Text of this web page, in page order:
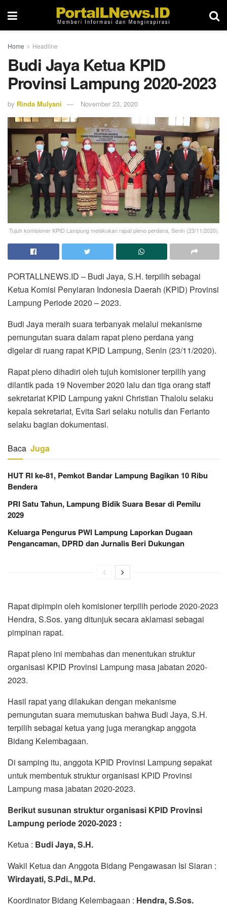
Home Headline
Budi Jaya Ketua KPID
Provinsi Lampung 2020-2023
by Rinda Mulyani November 23, 2020
Tujuh komisioner KPID Lampung melakukan rapat pleno perdana, Senin (23/11/2020).
PORTALLNEWS.ID – Budi Jaya, S.H. terpilih sebagai
Ketua Komisi Penyiaran Indonesia Daerah (KPID) Provinsi
Lampung Periode 2020 – 2023.
Budi Jaya meraih suara terbanyak melalui mekanisme
pemungutan suara dalam rapat pleno perdana yang
digelar di ruang rapat KPID Lampung, Senin (23/11/2020).
Rapat pleno dihadiri oleh tujuh komisioner terpilih yang
dilantik pada 19 November 2020 lalu dan tiga orang staff
sekretariat KPID Lampung yakni Christian Thalolu selaku
kepala sekretariat, Evita Sari selaku notulis dan Ferianto
selaku bagian dokumentasi.
Baca Juga
HUT RI ke-81, Pemkot Bandar Lampung Bagikan 10 Ribu
Bendera
PRI Satu Tahun, Lampung Bidik Suara Besar di Pemilu
2029
Keluarga Pengurus PWI Lampung Laporkan Dugaan
Pengancaman, DPRD dan Jurnalis Beri Dukungan
Rapat dipimpin oleh komisioner terpilih periode 2020-2023
Hendra, S.Sos. yang ditunjuk secara aklamasi sebagai
pimpinan rapat.
Rapat pleno ini membahas dan menentukan struktur
organisasi KPID Provinsi Lampung masa jabatan 2020-
2023.
Hasil rapat yang dilakukan dengan mekanisme
pemungutan suara memutuskan bahwa Budi Jaya, S.H.
terpilih sebagai ketua yang juga merangkap anggota
Bidang Kelembagaan.
Di samping itu, anggota KPID Provinsi Lampung sepakat
untuk membentuk struktur organisasi KPID Provinsi
Lampung masa jabatan 2020-2023.
Berikut susunan struktur organisasi KPID Provinsi
Lampung periode 2020-2023 :
Ketua : Budi Jaya, S.H.
Wakil Ketua dan Anggota Bidang Pengawasan Isi Siaran :
Wirdayati, S.Pdi., M.Pd.
Koordinator Bidang Kelembagaan : Hendra, S.Sos.